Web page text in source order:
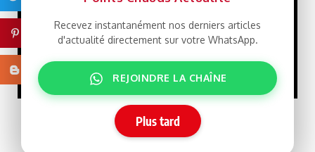
Blogger
SPONSORISE
Tensions
Follow Us
Recevez instantanément nos derniers articles
d'actualité directement sur votre WhatsApp.
REJOINDRE LA CHAÎNE
Plus tard